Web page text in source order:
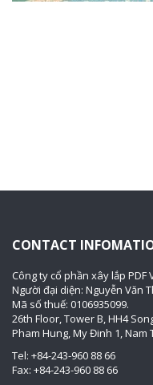
CONTACT
Công ty cổ phần xây lắp PDF
Người đại diện: Nguyễn Văn
Mã số thuế: 0106935099.
26th Floor, Tower B, HH4
Pham Hung, My Đinh 1, Nam
Tel: +84-243-960 88 66
Fax: +84-243-960 88 66